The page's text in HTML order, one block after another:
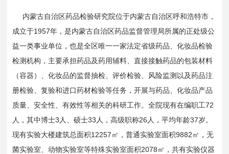
内蒙古自治区药品检验研究院位于内蒙古自治区呼和浩特市，
成立于1957年，是内蒙古自治区药品监督管理局所属的正处级公
益一类事业单位，也是全区唯一一家法定省级药品、化妆品检验
检测机构，主要承担药品及药用辅料、直接接触药品的包装材料
（容器）、化妆品的监督抽检、评价检验、风险监测以及药品注
册检验、复验和进口药材检验等任务，开展与药品、化妆品产品
质量、安全性、有效性等相关的科研工作。全院现有在编职工72
人，其中博士3 人、硕士33 人，高级职称26 人，平均年龄37岁。
现有实验大楼建筑总面积12257 ㎡，普通实验室面积9882 ㎡，无
菌实验室、动物实验室等特殊实验室面积2078 ㎡，共有实验仪器